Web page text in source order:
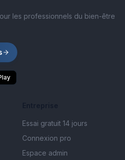
les professionnels du bien-être
Essai gratuit 14 jours
Connexion pro
Espace admin